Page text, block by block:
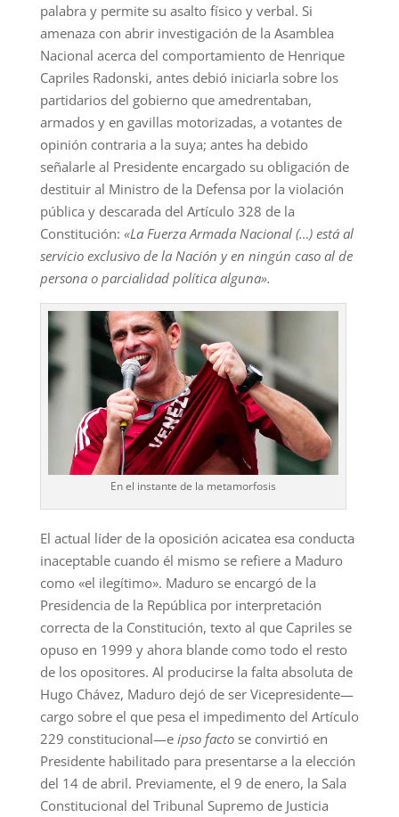
palabra y permite su asalto físico y verbal. Si
amenaza con abrir investigación de la Asamblea
Nacional acerca del comportamiento de Henrique
Capriles Radonski, antes debió iniciarla sobre los
partidarios del gobierno que amedrentaban,
armados y en gavillas motorizadas, a votantes de
opinión contraria a la suya; antes ha debido
señalarle al Presidente encargado su obligación de
destituir al Ministro de la Defensa por la violación
pública y descarada del Artículo 328 de la
Constitución: «La Fuerza Armada Nacional (…) está al
servicio exclusivo de la Nación y en ningún caso al de
persona o parcialidad política alguna».
En el instante de la metamorfosis
El actual líder de la oposición acicatea esa conducta
inaceptable cuando él mismo se refiere a Maduro
como «el ilegítimo». Maduro se encargó de la
Presidencia de la República por interpretación
correcta de la Constitución, texto al que Capriles se
opuso en 1999 y ahora blande como todo el resto
de los opositores. Al producirse la falta absoluta de
Hugo Chávez, Maduro dejó de ser Vicepresidente—
cargo sobre el que pesa el impedimento del Artículo
229 constitucional—e ipso factose convirtió en
Presidente habilitado para presentarse a la elección
del 14 de abril. Previamente, el 9 de enero, la Sala
Constitucional del Tribunal Supremo de Justicia